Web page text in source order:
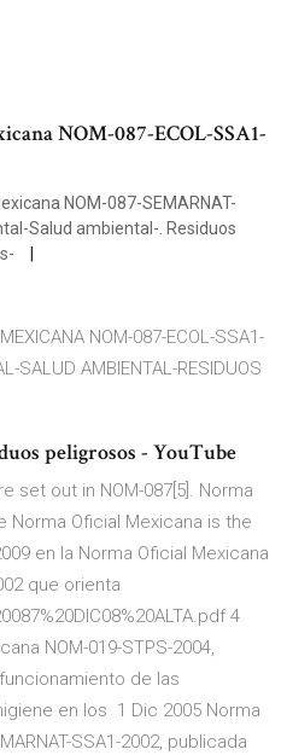
NOM-087-ECOL-SSA1-
NOM-087-SEMARNAT-
Salud ambiental-. Residuos
NOM-087-ECOL-SSA1-
SALUD AMBIENTAL-RESIDUOS
peligrosos - YouTube
set out in NOM-087[5]. Norma
Norma Oficial Mexicana is the
en la Norma Oficial Mexicana
que orienta
4
NOM-019-STPS-2004,
de las
en los 1 Dic 2005 Norma
SSA1-2002, publicada